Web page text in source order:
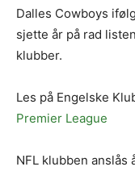
Dalles Cowboys
sjette år på rad
klubber.
Les på Engelske
Premier League
NFL klubben